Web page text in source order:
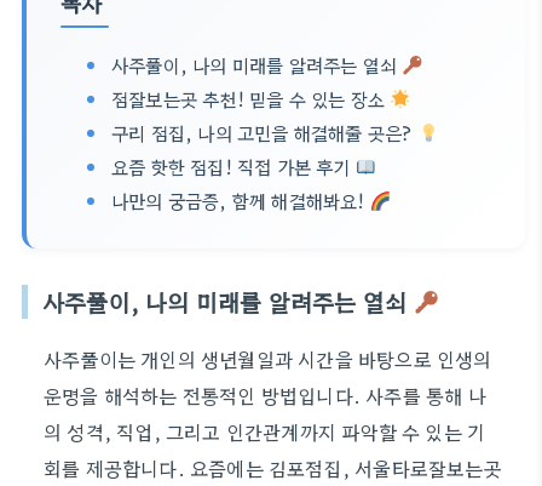
사주풀이, 나의 미래를 알려주는 열쇠
점잘보는곳 추천! 믿을 수 있는 장소
구리 점집, 나의 고민을 해결해줄 곳은?
요즘 핫한 점집! 직접 가본 후기
나만의 궁금증, 함께 해결해봐요!
사주풀이, 나의 미래를 알려주는 열쇠
사주풀이는 개인의 생년월일과 시간을 바탕으로 인생의
운명을 해석하는 전통적인 방법입니다. 사주를 통해 나
의 성격, 직업, 그리고 인간관계까지 파악할 수 있는 기
회를 제공합니다. 요즘에는 김포점집, 서울타로잘보는곳